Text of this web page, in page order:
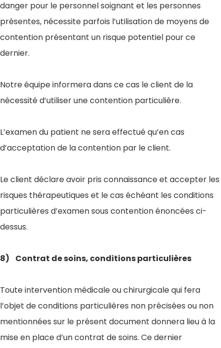
danger pour le personnel soignant et les personnes
présentes, nécessite parfois l’utilisation de moyens de
contention présentant un risque potentiel pour ce
dernier.
Notre équipe informera dans ce cas le client de la
nécessité d’utiliser une contention particulière.
L’examen du patient ne sera effectué qu’en cas
d’acceptation de la contention par le client.
Le client déclare avoir pris connaissance et accepter les
risques thérapeutiques et le cas échéant les conditions
particulières d’examen sous contention énoncées ci-
dessus.
8) Contrat de soins, conditions particulières
Toute intervention médicale ou chirurgicale qui fera
l’objet de conditions particulières non précisées ou non
mentionnées sur le présent document donnera lieu à la
mise en place d’un contrat de soins. Ce dernier